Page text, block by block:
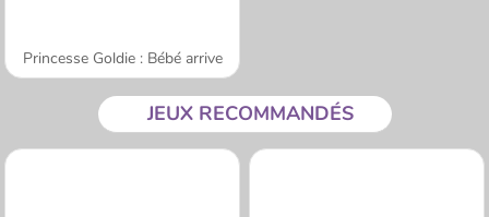
Princesse Goldie : Bébé arrive
JEUX RECOMMANDÉS